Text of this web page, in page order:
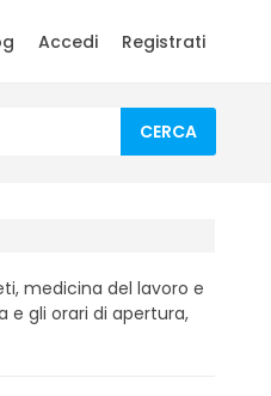
Accedi Registrati
CERCA
medicina del lavoro e
e gli orari di apertura,